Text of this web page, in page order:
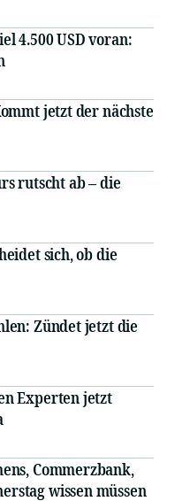
4.500 USD voran:
jetzt der nächste
rutscht ab – die
sich, ob die
Zündet jetzt die
Experten jetzt
Commerzbank,
wissen müssen